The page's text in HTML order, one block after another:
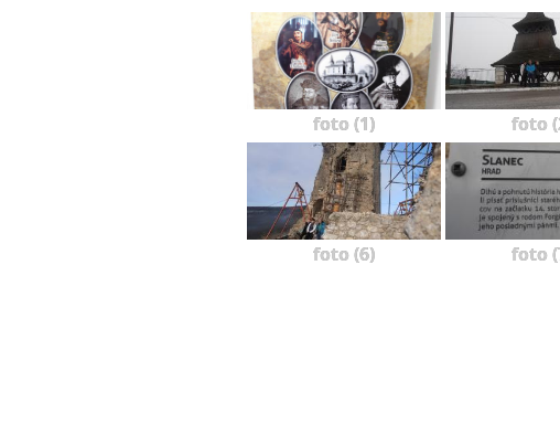
foto (1) foto
foto (6) foto